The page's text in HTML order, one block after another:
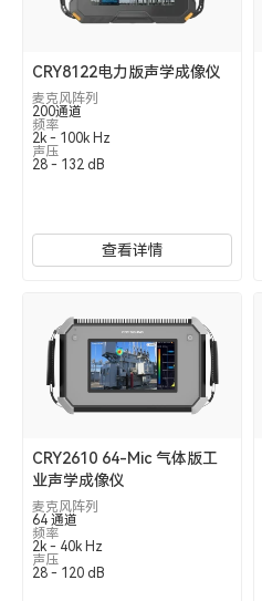
CRY8122电力版声学成像仪
麦克风阵列
200通道
频率
2k - 100k Hz
声压
28 - 132 dB
查看详情
CRY2610 64-Mic 气体版工
业声学成像仪
麦克风阵列
64 通道
频率
2k - 40k Hz
声压
28 - 120 dB